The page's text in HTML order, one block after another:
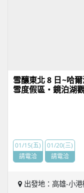
雪釀東北 8 日~哈
雪度假區・鏡泊湖
01/15(五)
請電洽
01/20(三)
請電洽
出發地：高雄-小